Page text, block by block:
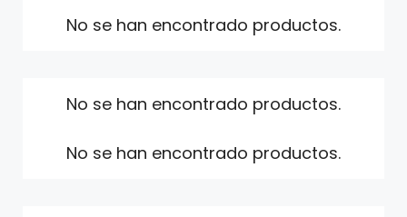
No se han encontrado productos.
No se han encontrado productos.
No se han encontrado productos.